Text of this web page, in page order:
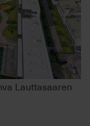
Lauttasaaren